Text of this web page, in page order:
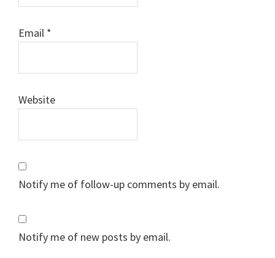
Email *
Website
Notify me of follow-up comments by email.
Notify me of new posts by email.